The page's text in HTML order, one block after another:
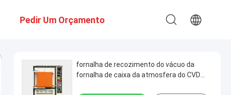
Pedir Um Orçamento
fornalha de recozimento do vácuo da
fornalha de caixa da atmosfera do CVD